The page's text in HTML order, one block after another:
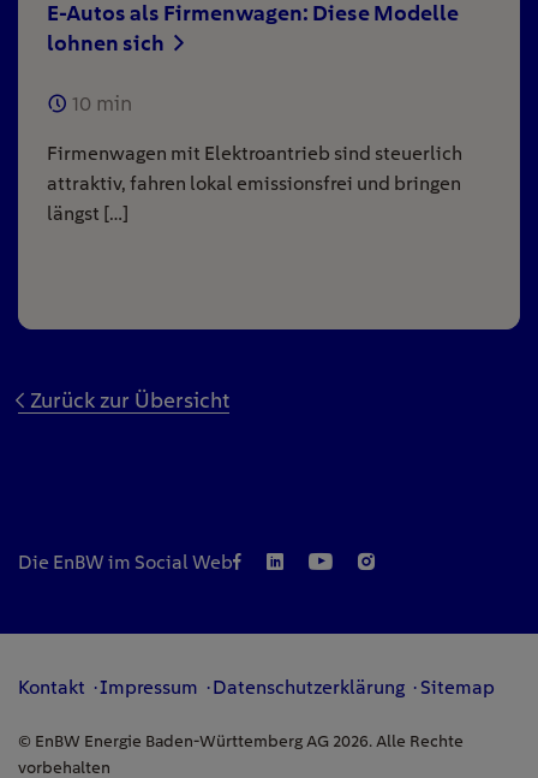
E-Autos als Firmenwagen: Diese Modelle
lohnen sich
10 min
Firmenwagen mit Elektroantrieb sind steuerlich
attraktiv, fahren lokal emissionsfrei und bringen
längst […]
Zurück zur Übersicht
Die EnBW im Social Web
Kontakt Impressum Datenschutzerklärung Sitemap
© EnBW Energie Baden-Württemberg AG 2026. Alle Rechte
vorbehalten